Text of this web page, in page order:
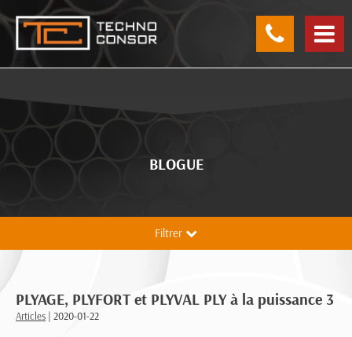
Panneau de gestion des cookies
BLOGUE
Filtrer
PLYAGE, PLYFORT et PLYVAL PLY à la puissance 3
Articles | 2020-01-22